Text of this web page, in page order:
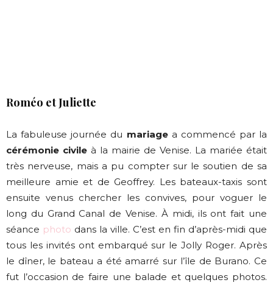
Roméo et Juliette
La fabuleuse journée du mariagea commencé par la
cérémonie civile à la mairie de Venise. La mariée était
très nerveuse, mais a pu compter sur le soutien de sa
meilleure amie et de Geoffrey. Les bateaux-taxis sont
ensuite venus chercher les convives, pour voguer le
long du Grand Canal de Venise. À midi, ils ont fait une
séance photo dans la ville. C’est en fin d’après-midi que
tous les invités ont embarqué sur le Jolly Roger. Après
le dîner, le bateau a été amarré sur l’île de Burano. Ce
fut l’occasion de faire une balade et quelques photos.